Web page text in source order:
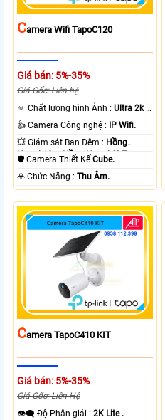
CAmera Wifi TapoC120
Giá bán: 5%-35%
Giá Gốc: Liên hệ
🔅 Chất lượng hình Ảnh :Ultra 2k +
.
👍 Camera Công nghệ :
IP Wifi.
💥 Giám sát Ban Đêm : Hồng
Ngoại 10m Hồng Ngoại SMD.
🛡 Camera Thiết KếCube.
️☣️ Chức Năng :Thu Âm.
CAmera TapoC410 KIT
Giá bán: 5%-35%
Giá Gốc: Liên Hệ
👁️‍🗨 Độ Phân giải :2K Lite .